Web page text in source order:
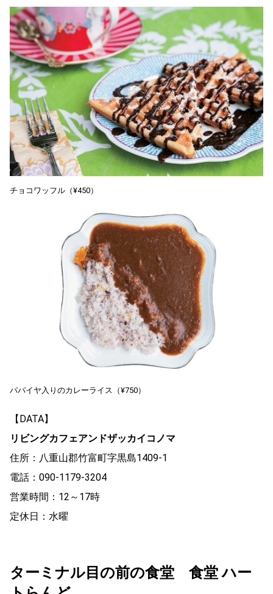
チョコワッフル（¥450）
パパイヤ入りのカレーライス（¥750）
【DATA】
リビングカフェアンドザッカイコノマ
住所：八重山郡竹富町字黒島1409-1
電話：090-1179-3204
営業時間：12～17時
定休日：水曜
ターミナル目の前の食堂 食堂 ハー